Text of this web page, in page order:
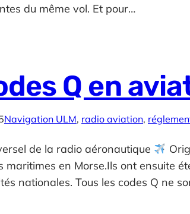
du même vol. Et pour…
Q en
Navigation ULM, radio aviation,
de la radio aéronautique
maritimes en Morse.Ils ont ensuite
nationales. Tous les codes Q ne